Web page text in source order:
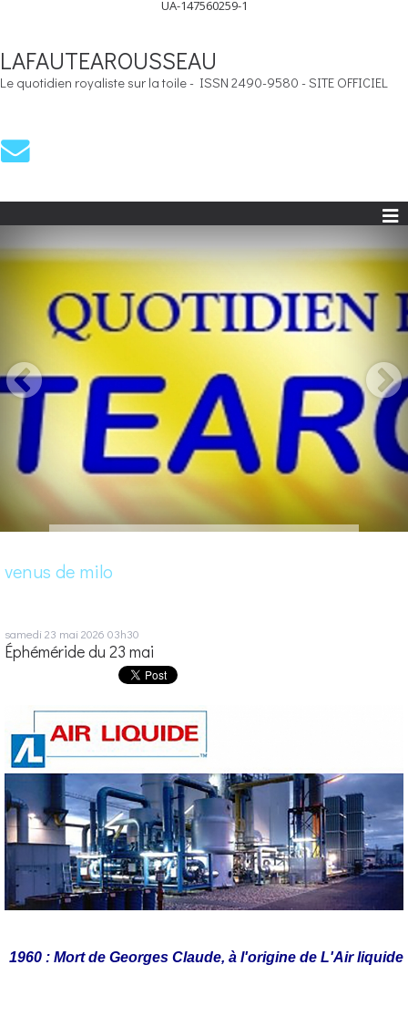
UA-147560259-1
LAFAUTEAROUSSEAU
Le quotidien royaliste sur la toile - ISSN 2490-9580 - SITE OFFICIEL
venus de milo
samedi 23 mai 2026 03h30
Éphéméride du 23 mai
1960 : Mort de Georges Claude, à l'origine de L'Air liquide